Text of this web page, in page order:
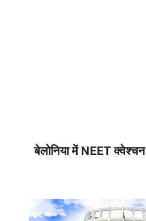
बेलोनिया में NEET